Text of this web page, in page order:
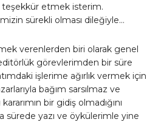
teşekkür etmek isterim.
sürekli olması dileğiyle…
verenlerden biri olarak genel
görevlerimden bir süre
işlerime ağırlık vermek için
bağım sarsılmaz ve
bir gidiş olmadığını
sürede yazı ve öykülerimle yine